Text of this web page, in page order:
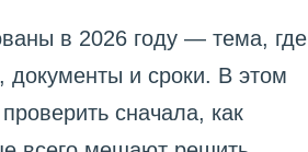
в 2026 году — тема, где
и сроки. В этом
сначала, как